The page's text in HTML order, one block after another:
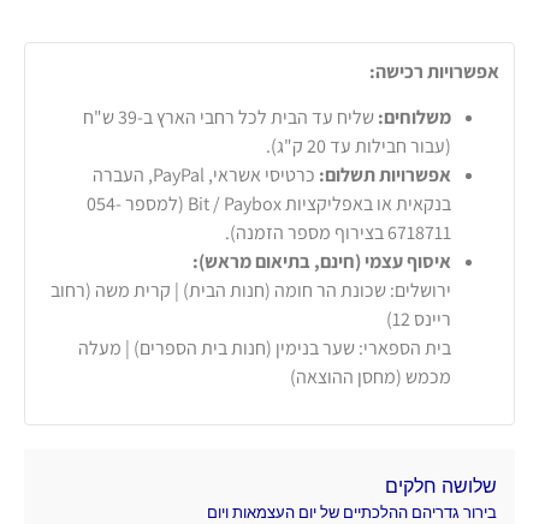
אפשרויות רכישה:
משלוחים:
שליח עד הבית לכל רחבי הארץ ב-39 ש"ח
(עבור חבילות עד 20 ק"ג).
אפשרויות תשלום:
כרטיסי אשראי, PayPal, העברה
בנקאית או באפליקציות Bit / Paybox (למספר 054-
6718711 בצירוף מספר הזמנה).
איסוף עצמי (חינם, בתיאום מראש):
ירושלים: שכונת הר חומה (חנות הבית) | קרית משה (רחוב
ריינס 12)
בית הספארי: שער בנימין (חנות בית הספרים) | מעלה
מכמש (מחסן ההוצאה)
שלושה חלקים
בירור גדריהם ההלכתיים של יום העצמאות ויום